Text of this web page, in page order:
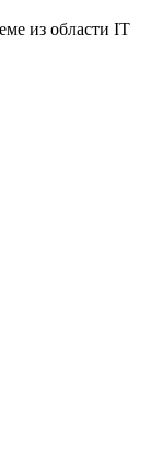
из области IT